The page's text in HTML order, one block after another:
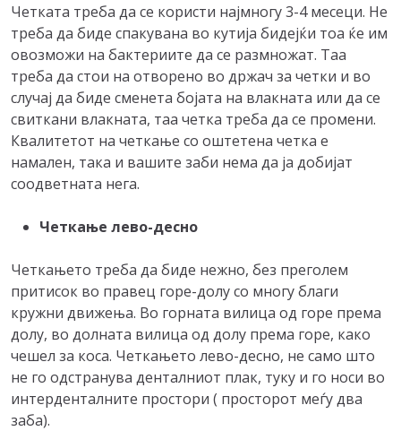
Четката треба да се користи најмногу 3-4 месеци. Не
треба да биде спакувана во кутија бидејќи тоа ќе им
овозможи на бактериите да се размножат. Таа
треба да стои на отворено во држач за четки и во
случај да биде сменета бојата на влакната или да се
свиткани влакната, таа четка треба да се промени.
Квалитетот на четкање со оштетена четка е
намален, така и вашите заби нема да ја добијат
соодветната нега.
Четкање лево-десно
Четкањето треба да биде нежно, без преголем
притисок во правец горе-долу со многу благи
кружни движења. Во горната вилица од горе према
долу, во долната вилица од долу према горе, како
чешел за коса. Четкањето лево-десно, не само што
не го одстранува денталниот плак, туку и го носи во
интерденталните простори ( просторот меѓу два
заба).